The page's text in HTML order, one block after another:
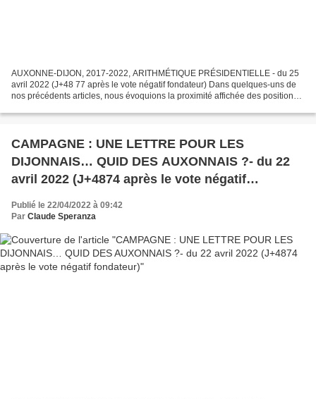
AUXONNE-DIJON, 2017-2022, ARITHMÉTIQUE PRÉSIDENTIELLE - du 25
avril 2022 (J+48 77 après le vote négatif fondateur) Dans quelques-uns de
nos précédents articles, nous évoquions la proximité affichée des positions
CAMPAGNE : UNE LETTRE POUR LES
DIJONNAIS… QUID DES AUXONNAIS ?- du 22
avril 2022 (J+4874 après le vote négatif
fondateur)
Publié le 22/04/2022 à 09:42
Par Claude Speranza